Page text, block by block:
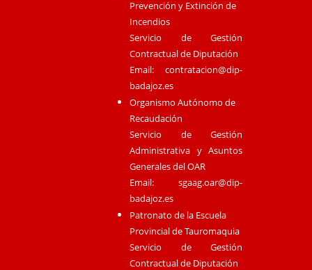
Prevención y Extinción de
Incendios
Servicio de Gestión
Contractual de Diputación
Email:contratacion@dip-
badajoz.es
Organismo Autónomo de
Recaudación
Servicio de Gestión
Administrativa y Asuntos
Generales del OAR
Email:sgaag.oar@dip-
badajoz.es
Patronato de la Escuela
Provincial de Tauromaquia
Servicio de Gestión
Contractual de Diputación